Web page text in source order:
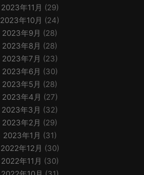
2023年11月 (29)
2023年10月 (24)
2023年9月 (28)
2023年8月 (28)
2023年7月 (23)
2023年6月 (30)
2023年5月 (28)
2023年4月 (27)
2023年3月 (32)
2023年2月 (29)
2023年1月 (31)
2022年12月 (30)
2022年11月 (30)